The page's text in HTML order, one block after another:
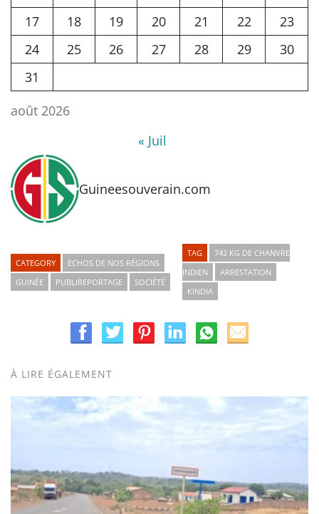
août 2026
17
18 19 20 21 22
23
24
25 26 27 28 29
30
31
« Juil
Guineesouverain.com
CATEGORY
ECHOS DE NOS RÉGIONS
GUINÉE
PUBLIREPORTAGE SOCIÉTÉ
TAG
742 KG DE CHANVRE
INDIEN
ARRESTATION
KINDIA
À LIRE ÉGALEMENT